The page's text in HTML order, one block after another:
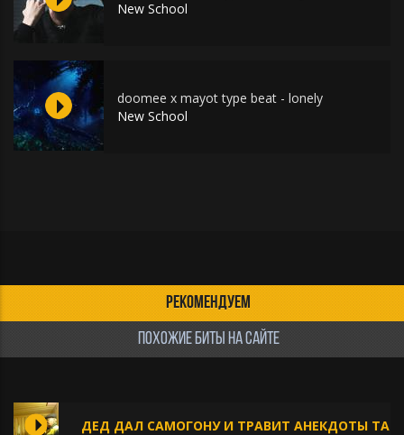
New School
doomee x mayot type beat - lonely
New School
РЕКОМЕНДУЕМ
ПОХОЖИЕ БИТЫ НА САЙТЕ
ДЕД ДАЛ САМОГОНУ И ТРАВИТ АНЕКДОТЫ